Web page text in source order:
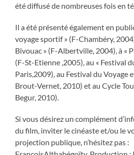
été diffusé de nombreuses fois en
Il a été présenté également en
voyage sportif » (F-Chambéry,
Bivouac » (F-Albertville, 2004), à «
(F-St-Etienne ,2005), au « Festival
Paris,2009), au Festival du Voyage
Brout-Vernet, 2010) et au Cycle
Begur, 2010).
Si vous désirez un complément
du film, inviter le cinéaste et/ou le
projection publique, n’hésitez pas :